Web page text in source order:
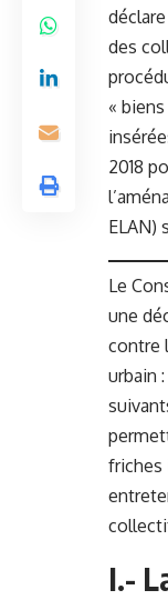
des
«
2018
ELAN)
Le
une
contre
urbain
friches
I.-